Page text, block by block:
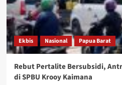
Ekbis Nasional Papua Barat
Rebut Pertalite Bersubsidi,
di SPBU Krooy Kaimana